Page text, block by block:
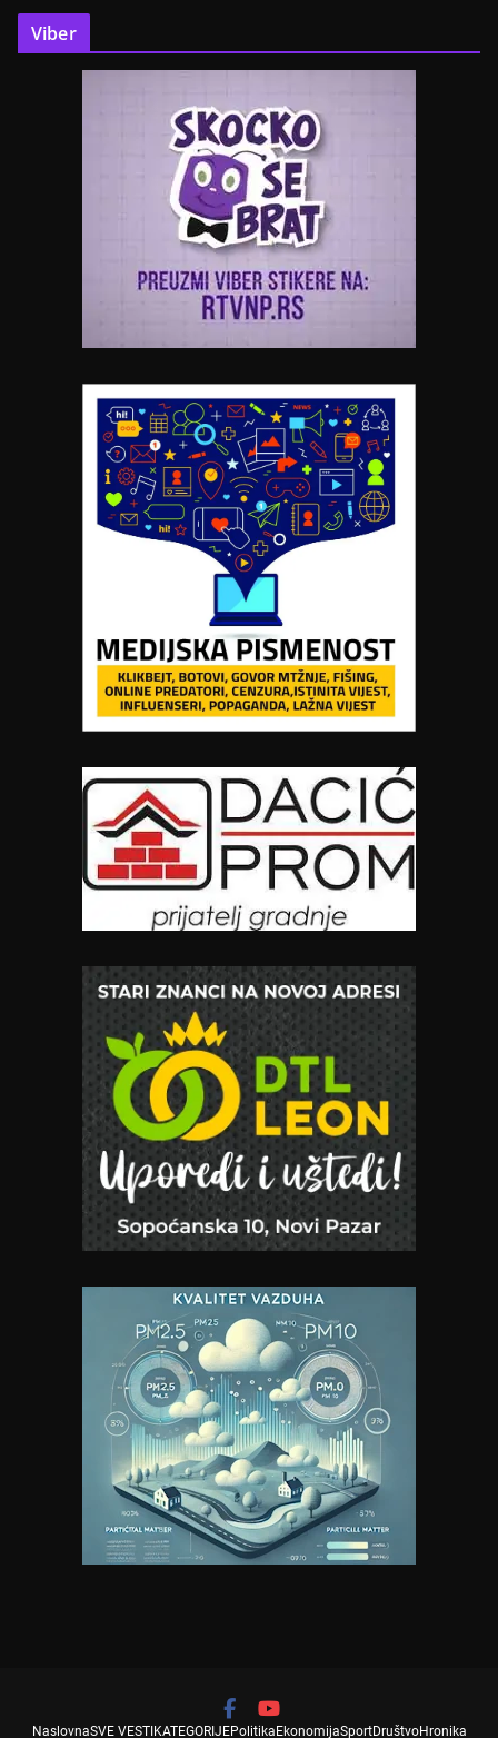
Viber
NaslovnaSVE VESTI KATEGORIJEPolitika EkonomijaSportDruštvoHronika